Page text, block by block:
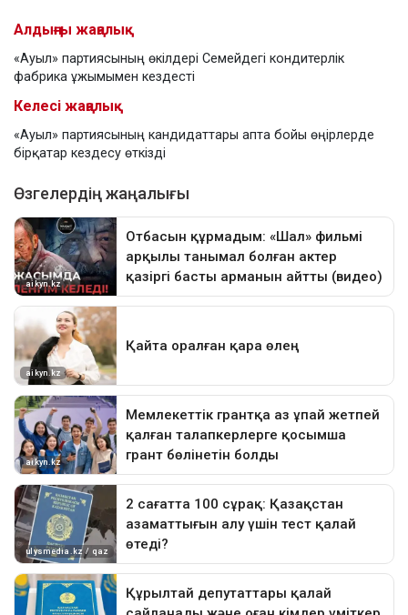
Алдыңғы жаңалық
«Ауыл» партиясының өкілдері Семейдегі кондитерлік
фабрика ұжымымен кездесті
Келесі жаңалық
«Ауыл» партиясының кандидаттары апта бойы өңірлерде
бірқатар кездесу өткізді